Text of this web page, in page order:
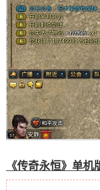
《传奇永恒》单机